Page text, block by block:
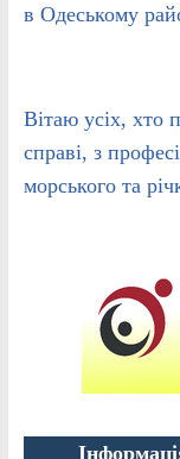
в Одеському
Вітаю усіх, хто
справі, з
морського та